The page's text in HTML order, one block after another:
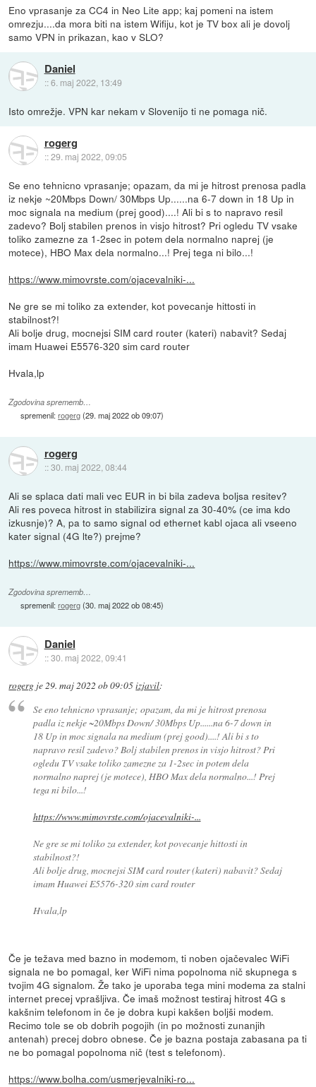
Eno vprasanje za CC4 in Neo Lite app; kaj pomeni na istem
omrezju....da mora biti na istem Wifiju, kot je TV box ali je dovolj
samo VPN in prikazan, kao v SLO?
Daniel
::6. maj 2022, 13:49
Isto omrežje. VPN kar nekam v Slovenijo ti ne pomaga nič.
rogerg
::29. maj 2022, 09:05
Se eno tehnicno vprasanje; opazam, da mi je hitrost prenosa padla
iz nekje ~20Mbps Down/ 30Mbps Up......na 6-7 down in 18 Up in
moc signala na medium (prej good)....! Ali bi s to napravo resil
zadevo? Bolj stabilen prenos in visjo hitrost? Pri ogledu TV vsake
toliko zamezne za 1-2sec in potem dela normalno naprej (je
motece), HBO Max dela normalno...! Prej tega ni bilo...!
https://www.mimovrste.com/ojacevalniki-...
Ne gre se mi toliko za extender, kot povecanje hittosti in
stabilnost?!
Ali bolje drug, mocnejsi SIM card router (kateri) nabavit? Sedaj
imam Huawei E5576-320 sim card router
Hvala,lp
Zgodovina sprememb…
spremenil:rogerg(29. maj 2022 ob 09:07)
rogerg
::30. maj 2022, 08:44
Ali se splaca dati mali vec EUR in bi bila zadeva boljsa resitev?
Ali res poveca hitrost in stabilizira signal za 30-40% (ce ima kdo
izkusnje)? A, pa to samo signal od ethernet kabl ojaca ali vseeno
kater signal (4G lte?) prejme?
https://www.mimovrste.com/ojacevalniki-...
Zgodovina sprememb…
spremenil:rogerg(30. maj 2022 ob 08:45)
Daniel
::30. maj 2022, 09:41
rogerg je29. maj 2022 ob 09:05izjavil:
Se eno tehnicno vprasanje; opazam, da mi je hitrost prenosa
padla iz nekje ~20Mbps Down/ 30Mbps Up......na 6-7 down in
18 Up in moc signala na medium (prej good)....! Ali bi s to
napravo resil zadevo? Bolj stabilen prenos in visjo hitrost? Pri
ogledu TV vsake toliko zamezne za 1-2sec in potem dela
normalno naprej (je motece), HBO Max dela normalno...! Prej
tega ni bilo...!
https://www.mimovrste.com/ojacevalniki-...
Ne gre se mi toliko za extender, kot povecanje hittosti in
stabilnost?!
Ali bolje drug, mocnejsi SIM card router (kateri) nabavit? Sedaj
imam Huawei E5576-320 sim card router
Hvala,lp
Če je težava med bazno in modemom, ti noben ojačevalec WiFi
signala ne bo pomagal, ker WiFi nima popolnoma nič skupnega s
tvojim 4G signalom. Že tako je uporaba tega mini modema za stalni
internet precej vprašljiva. Če imaš možnost testiraj hitrost 4G s
kakšnim telefonom in če je dobra kupi kakšen boljši modem.
Recimo tole se ob dobrih pogojih (in po možnosti zunanjih
antenah) precej dobro obnese. Če je bazna postaja zabasana pa ti
ne bo pomagal popolnoma nič (test s telefonom).
https://www.bolha.com/usmerjevalniki-ro...